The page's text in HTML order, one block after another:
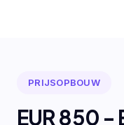
PRIJSOPBOUW
EUR 850 -